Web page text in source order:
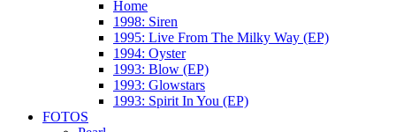
Home
1998: Siren
1995: Live From The Milky Way (EP)
1994: Oyster
1993: Blow (EP)
1993: Glowstars
1993: Spirit In You (EP)
FOTOS